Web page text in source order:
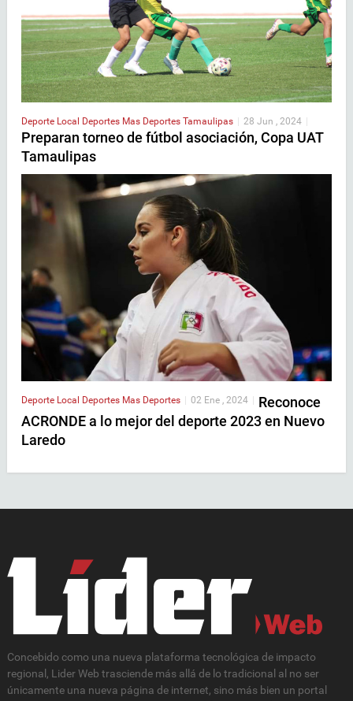
Deporte Local Deportes Mas Deportes Tamaulipas | 28 Jun , 2024 |
Preparan torneo de fútbol asociación, Copa UAT
Tamaulipas
Deporte Local Deportes Mas Deportes 02 Ene , 2024
Reconoce
ACRONDE a lo mejor del deporte 2023 en Nuevo
Laredo
Concebido como una nueva plataforma tecnológica de impacto
regional, Lider Web trasciende más allá de lo tradicional al no ser
únicamente una nueva página de internet, sino más bien un portal